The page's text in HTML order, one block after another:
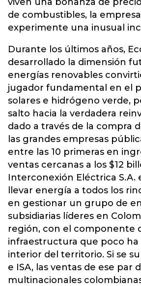
de combustibles, la empresa
experimente una inusual
Durante los últimos años,
desarrollado la dimensión
energías renovables
jugador fundamental en el
solares e hidrógeno verde,
salto hacia la verdadera
dado a través de la compra
las grandes empresas
entre las 10 primeras en
ventas cercanas a los $12
Interconexión Eléctrica S.A.
llevar energía a todos los
en gestionar un grupo de
subsidiarias líderes en
región, con el componente
infraestructura que poco ha
interior del territorio. Si se
e ISA, las ventas de ese par
multinacionales